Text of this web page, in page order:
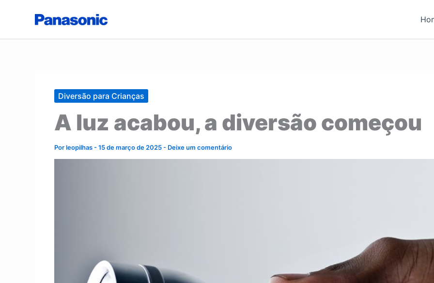
Diversão para Crianças
A luz acabou, a diversão começou
Porleopilhas-15 de março de 2025- Deixe um comentário